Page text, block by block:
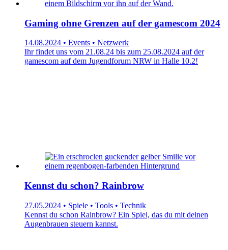
Gaming ohne Grenzen auf der gamescom 2024
14.08.2024 • Events • Netzwerk
Ihr findet uns vom 21.08.24 bis zum 25.08.2024 auf der
gamescom auf dem Jugendforum NRW in Halle 10.2!
Kennst du schon? Rainbrow
27.05.2024 • Spiele • Tools • Technik
Kennst du schon Rainbrow? Ein Spiel, das du mit deinen
Augenbrauen steuern kannst.